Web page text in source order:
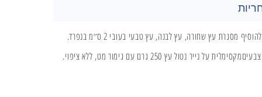
עץ שחורה, עץ לבנה, עץ טבעי בעובי 2 ס׳׳מ בנפרד.
נטול עץ 250 גרם עם גימור מט, ללא ציפוי.